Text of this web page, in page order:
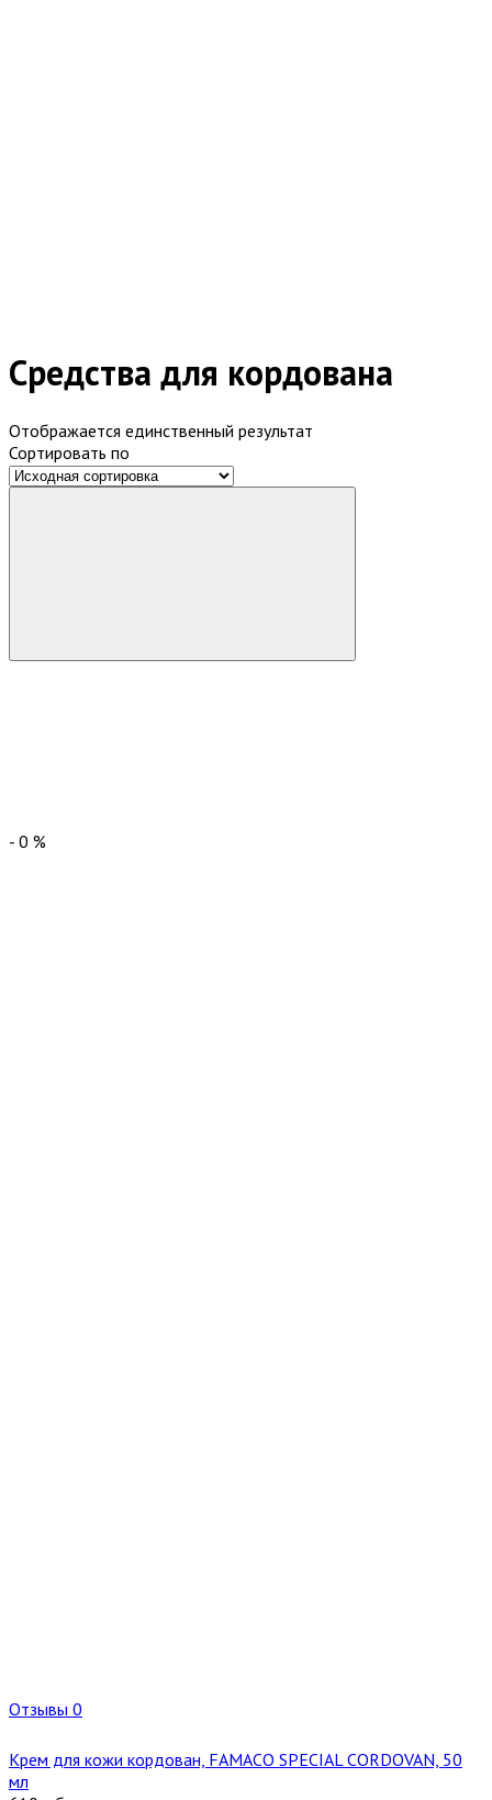
Средства для кордована
Отображается единственный результат
Сортировать по
- 0 %
Отзывы 0
Крем для кожи кордован, FAMACO SPECIAL CORDOVAN, 50
мл